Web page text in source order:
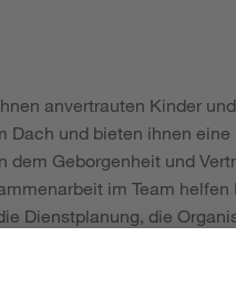
anvertrauten Kinder
und bieten ihnen
Geborgenheit und
im Team helfen
Dienstplanung, die